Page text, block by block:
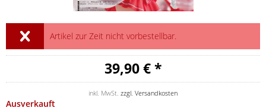
Artikel zur Zeit nicht vorbestellbar.
39,90 € *
inkl. MwSt. zzgl. Versandkosten
Ausverkauft